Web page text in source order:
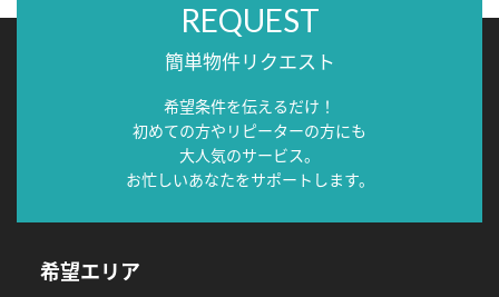
REQUEST
簡単物件リクエスト
希望条件を伝えるだけ！
初めての方やリピーターの方にも
大人気のサービス。
お忙しいあなたをサポートします。
希望エリア